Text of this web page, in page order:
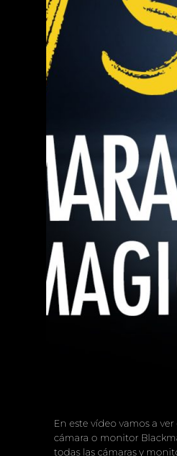
En este vídeo vamos a
cámara o monitor
todas las cámaras y